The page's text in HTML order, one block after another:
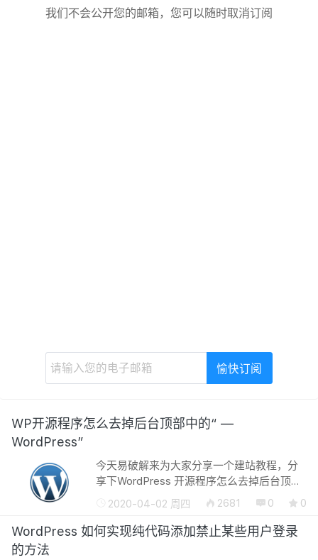
我们不会公开您的邮箱，您可以随时取消订阅
WP开源程序怎么去掉后台顶部中的“ —
WordPress”
今天易破解来为大家分享一个建站教程，分
享下WordPress 开源程序怎么去掉后台顶部
中的“—— WordPress” 为什么要写这个了，
网上也有很多教程写这个也没啥用，我写这
个是因为刚刚在网上找了挺多...
2020-04-02 周四 2681 0 0
WordPress 如何实现纯代码添加禁止某些用户登录
的方法